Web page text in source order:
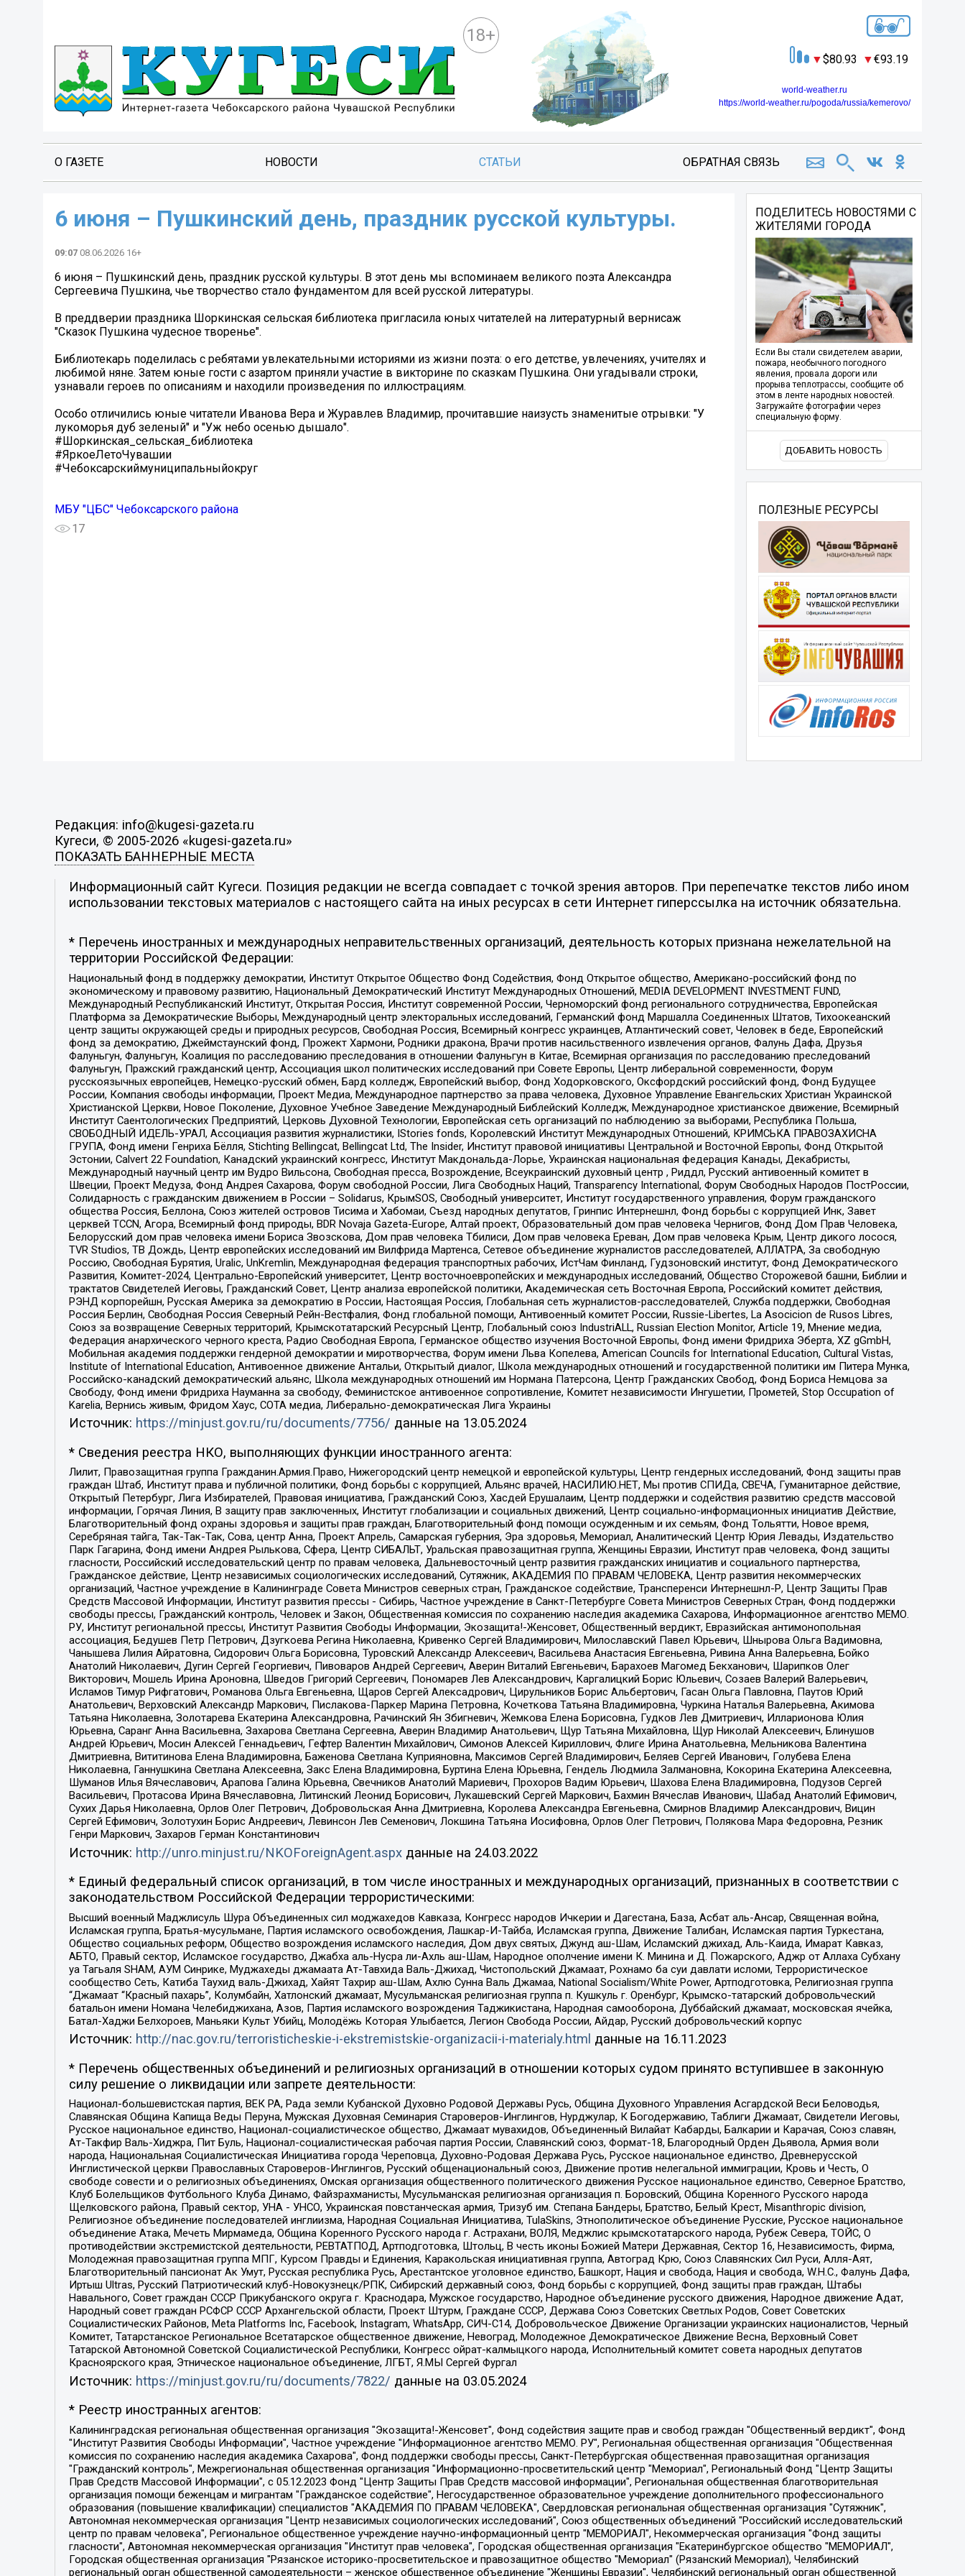
18+
80.93 93.19
world-weather.ru
https://world-weather.ru/pogoda/russia/kemerovo/
О ГАЗЕТЕ НОВОСТИ СТАТЬИ ОБРАТНАЯ СВЯЗЬ
6 июня – Пушкинский день, праздник русской культуры.
09:07 08.06.2026 16+
6 июня – Пушкинский день, праздник русской культуры. В этот день мы вспоминаем великого поэта Александра
Сергеевича Пушкина, чье творчество стало фундаментом для всей русской литературы.
В преддверии праздника Шоркинская сельская библиотека пригласила юных читателей на литературный вернисаж
"Сказок Пушкина чудесное творенье".
Библиотекарь поделилась с ребятами увлекательными историями из жизни поэта: о его детстве, увлечениях, учителях и
любимой няне. Затем юные гости с азартом приняли участие в викторине по сказкам Пушкина. Они угадывали строки,
узнавали героев по описаниям и находили произведения по иллюстрациям.
Особо отличились юные читатели Иванова Вера и Журавлев Владимир, прочитавшие наизусть знаменитые отрывки: "У
лукоморья дуб зеленый" и "Уж небо осенью дышало".
#Шоркинская_сельская_библиотека
#ЯркоеЛетоЧувашии
#Чебоксарскиймуниципальныйокруг
МБУ "ЦБС" Чебоксарского района
17
ПОДЕЛИТЕСЬ НОВОСТЯМИ С
ЖИТЕЛЯМИ ГОРОДА
Если Вы стали свидетелем аварии,
пожара, необычного погодного
явления, провала дороги или
прорыва теплотрассы, сообщите об
этом в ленте народных новостей.
Загружайте фотографии через
специальную форму.
ДОБАВИТЬ НОВОСТЬ
ПОЛЕЗНЫЕ РЕСУРСЫ
Редакция: info@kugesi-gazeta.ru
Кугеси, © 2005-2026 «kugesi-gazeta.ru»
ПОКАЗАТЬ БАННЕРНЫЕ МЕСТА
Информационный сайт Кугеси. Позиция редакции не всегда совпадает с точкой зрения авторов. При перепечатке текстов либо ином
использовании текстовых материалов с настоящего сайта на иных ресурсах в сети Интернет гиперссылка на источник обязательна.
* Перечень иностранных и международных неправительственных организаций, деятельность которых признана нежелательной на
территории Российской Федерации:
Национальный фонд в поддержку демократии, Институт Открытое Общество Фонд Содействия, Фонд Открытое общество, Американо-российский фонд по
экономическому и правовому развитию, Национальный Демократический Институт Международных Отношений, MEDIA DEVELOPMENT INVESTMENT FUND,
Международный Республиканский Институт, Открытая Россия, Институт современной России, Черноморский фонд регионального сотрудничества, Европейская
Платформа за Демократические Выборы, Международный центр электоральных исследований, Германский фонд Маршалла Соединенных Штатов, Тихоокеанский
центр защиты окружающей среды и природных ресурсов, Свободная Россия, Всемирный конгресс украинцев, Атлантический совет, Человек в беде, Европейский
фонд за демократию, Джеймстаунский фонд, Прожект Хармони, Родники дракона, Врачи против насильственного извлечения органов, Фалунь Дафа, Друзья
Фалуньгун, Фалуньгун, Коалиция по расследованию преследования в отношении Фалуньгун в Китае, Всемирная организация по расследованию преследований
Фалуньгун, Пражский гражданский центр, Ассоциация школ политических исследований при Совете Европы, Центр либеральной современности, Форум
русскоязычных европейцев, Немецко-русский обмен, Бард колледж, Европейский выбор, Фонд Ходорковского, Оксфордский российский фонд, Фонд Будущее
России, Компания свободы информации, Проект Медиа, Международное партнерство за права человека, Духовное Управление Евангельских Христиан Украинской
Христианской Церкви, Новое Поколение, Духовное Учебное Заведение Международный Библейский Колледж, Международное христианское движение, Всемирный
Институт Саентологических Предприятий, Церковь Духовной Технологии, Европейская сеть организаций по наблюдению за выборами, Республика Польша,
СВОБОДНЫЙ ИДЕЛЬ-УРАЛ, Ассоциация развития журналистики, IStories fonds, Королевский Институт Международных Отношений, КРИМСЬКА ПРАВОЗАХИСНА
ГРУПА, Фонд имени Генриха Бёлля, Stichting Bellingcat, Bellingcat Ltd, The Insider, Институт правовой инициативы Центральной и Восточной Европы, Фонд Открытой
Эстонии, Calvert 22 Foundation, Канадский украинский конгресс, Институт Макдональда-Лорье, Украинская национальная федерация Канады, Декабристы,
Международный научный центр им Вудро Вильсона, Свободная пресса, Возрождение, Всеукраинский духовный центр , Риддл, Русский антивоенный комитет в
Швеции, Проект Медуза, Фонд Андрея Сахарова, Форум свободной России, Лига Свободных Наций, Transparеncy International, Форум Свободных Народов ПостРоссии,
Солидарность с гражданским движением в России – Solidarus, КрымSOS, Свободный университет, Институт государственного управления, Форум гражданского
общества Россия, Беллона, Союз жителей островов Тисима и Хабомаи, Съезд народных депутатов, Гринпис Интернешнл, Фонд борьбы с коррупцией Инк, Завет
церквей TCCN, Агора, Всемирный фонд природы, BDR Novaja Gazeta-Europe, Алтай проект, Образовательный дом прав человека Чернигов, Фонд Дом Прав Человека,
Белорусский дом прав человека имени Бориса Звозскова, Дом прав человека Тбилиси, Дом прав человека Ереван, Дом прав человека Крым, Центр дикого лосося,
TVR Studios, ТВ Дождь, Центр европейских исследований им Вилфрида Мартенса, Сетевое объединение журналистов расследователей, АЛЛАТРА, За свободную
Россию, Свободная Бурятия, Uralic, UnKremlin, Международная федерация транспортных рабочих, ИстЧам Финланд, Гудзоновский институт, Фонд Демократического
Развития, Комитет-2024, Центрально-Европейский университет, Центр восточноевропейских и международных исследований, Общество Сторожевой башни, Библии и
трактатов Свидетелей Иеговы, Гражданский Совет, Центр анализа европейской политики, Академическая сеть Восточная Европа, Российский комитет действия,
РЭНД корпорейшн, Русская Америка за демократию в России, Настоящая Россия, Глобальная сеть журналистов-расследователей, Служба поддержки, Свободная
Россия Берлин, Свободная Россия Северный Рейн-Вестфалия, Фонд глобальной помощи, Антивоенный комитет России, Russie-Libertes, La Asocicion de Rusos Libres,
Союз за возвращение Северных территорий, Крымскотатарский Ресурсный Центр, Глобальный союз IndustriALL, Russian Election Monitor, Article 19, Мнение медиа,
Федерация анархического черного креста, Радио Свободная Европа, Германское общество изучения Восточной Европы, Фонд имени Фридриха Эберта, XZ gGmbH,
Мобильная академия поддержки гендерной демократии и миротворчества, Форум имени Льва Копелева, American Councils for International Education, Cultural Vistas,
Institute of International Education, Антивоенное движение Антальи, Открытый диалог, Школа международных отношений и государственной политики им Питера Мунка,
Российско-канадский демократический альянс, Школа международных отношений им Нормана Патерсона, Центр Гражданских Свобод, Фонд Бориса Немцова за
Свободу, Фонд имени Фридриха Науманна за свободу, Феминистское антивоенное сопротивление, Комитет независимости Ингушетии, Прометей, Stop Occupation of
Karelia, Вернись живым, Фридом Хаус, СОТА медиа, Либерально-демократическая Лига Украины
Источник: https://minjust.gov.ru/ru/documents/7756/ данные на 13.05.2024
* Сведения реестра НКО, выполняющих функции иностранного агента:
Лилит, Правозащитная группа Гражданин.Армия.Право, Нижегородский центр немецкой и европейской культуры, Центр гендерных исследований, Фонд защиты прав
граждан Штаб, Институт права и публичной политики, Фонд борьбы с коррупцией, Альянс врачей, НАСИЛИЮ.НЕТ, Мы против СПИДа, СВЕЧА, Гуманитарное действие,
Открытый Петербург, Лига Избирателей, Правовая инициатива, Гражданский Союз, Хасдей Ерушалаим, Центр поддержки и содействия развитию средств массовой
информации, Горячая Линия, В защиту прав заключенных, Институт глобализации и социальных движений, Центр социально-информационных инициатив Действие,
Благотворительный фонд охраны здоровья и защиты прав граждан, Благотворительный фонд помощи осужденным и их семьям, Фонд Тольятти, Новое время,
Серебряная тайга, Так-Так-Так, Сова, центр Анна, Проект Апрель, Самарская губерния, Эра здоровья, Мемориал, Аналитический Центр Юрия Левады, Издательство
Парк Гагарина, Фонд имени Андрея Рылькова, Сфера, Центр СИБАЛЬТ, Уральская правозащитная группа, Женщины Евразии, Институт прав человека, Фонд защиты
гласности, Российский исследовательский центр по правам человека, Дальневосточный центр развития гражданских инициатив и социального партнерства,
Гражданское действие, Центр независимых социологических исследований, Сутяжник, АКАДЕМИЯ ПО ПРАВАМ ЧЕЛОВЕКА, Центр развития некоммерческих
организаций, Частное учреждение в Калининграде Совета Министров северных стран, Гражданское содействие, Трансперенси Интернешнл-Р, Центр Защиты Прав
Средств Массовой Информации, Институт развития прессы - Сибирь, Частное учреждение в Санкт-Петербурге Совета Министров Северных Стран, Фонд поддержки
свободы прессы, Гражданский контроль, Человек и Закон, Общественная комиссия по сохранению наследия академика Сахарова, Информационное агентство МЕМО.
РУ, Институт региональной прессы, Институт Развития Свободы Информации, Экозащита!-Женсовет, Общественный вердикт, Евразийская антимонопольная
ассоциация, Бедушев Петр Петрович, Дзугкоева Регина Николаевна, Кривенко Сергей Владимирович, Милославский Павел Юрьевич, Шнырова Ольга Вадимовна,
Чанышева Лилия Айратовна, Сидорович Ольга Борисовна, Туровский Александр Алексеевич, Васильева Анастасия Евгеньевна, Ривина Анна Валерьевна, Бойко
Анатолий Николаевич, Дугин Сергей Георгиевич, Пивоваров Андрей Сергеевич, Аверин Виталий Евгеньевич, Барахоев Магомед Бекханович, Шарипков Олег
Викторович, Мошель Ирина Ароновна, Шведов Григорий Сергеевич, Пономарев Лев Александрович, Каргалицкий Борис Юльевич, Созаев Валерий Валерьевич,
Исламов Тимур Рифгатович, Романова Ольга Евгеньевна, Щаров Сергей Алексадрович, Цирульников Борис Альбертович, Гасан Ольга Павловна, Паутов Юрий
Анатольевич, Верховский Александр Маркович, Пислакова-Паркер Марина Петровна, Кочеткова Татьяна Владимировна, Чуркина Наталья Валерьевна, Акимова
Татьяна Николаевна, Золотарева Екатерина Александровна, Рачинский Ян Збигневич, Жемкова Елена Борисовна, Гудков Лев Дмитриевич, Илларионова Юлия
Юрьевна, Саранг Анна Васильевна, Захарова Светлана Сергеевна, Аверин Владимир Анатольевич, Щур Татьяна Михайловна, Щур Николай Алексеевич, Блинушов
Андрей Юрьевич, Мосин Алексей Геннадьевич, Гефтер Валентин Михайлович, Симонов Алексей Кириллович, Флиге Ирина Анатольевна, Мельникова Валентина
Дмитриевна, Вититинова Елена Владимировна, Баженова Светлана Куприяновна, Максимов Сергей Владимирович, Беляев Сергей Иванович, Голубева Елена
Николаевна, Ганнушкина Светлана Алексеевна, Закс Елена Владимировна, Буртина Елена Юрьевна, Гендель Людмила Залмановна, Кокорина Екатерина Алексеевна,
Шуманов Илья Вячеславович, Арапова Галина Юрьевна, Свечников Анатолий Мариевич, Прохоров Вадим Юрьевич, Шахова Елена Владимировна, Подузов Сергей
Васильевич, Протасова Ирина Вячеславовна, Литинский Леонид Борисович, Лукашевский Сергей Маркович, Бахмин Вячеслав Иванович, Шабад Анатолий Ефимович,
Сухих Дарья Николаевна, Орлов Олег Петрович, Добровольская Анна Дмитриевна, Королева Александра Евгеньевна, Смирнов Владимир Александрович, Вицин
Сергей Ефимович, Золотухин Борис Андреевич, Левинсон Лев Семенович, Локшина Татьяна Иосифовна, Орлов Олег Петрович, Полякова Мара Федоровна, Резник
Генри Маркович, Захаров Герман Константинович
Источник: http://unro.minjust.ru/NKOForeignAgent.aspxданные на 24.03.2022
* Единый федеральный список организаций, в том числе иностранных и международных организаций, признанных в соответствии с
законодательством Российской Федерации террористическими:
Высший военный Маджлисуль Шура Объединенных сил моджахедов Кавказа, Конгресс народов Ичкерии и Дагестана, База, Асбат аль-Ансар, Священная война,
Исламская группа, Братья-мусульмане, Партия исламского освобождения, Лашкар-И-Тайба, Исламская группа, Движение Талибан, Исламская партия Туркестана,
Общество социальных реформ, Общество возрождения исламского наследия, Дом двух святых, Джунд аш-Шам, Исламский джихад, Аль-Каида, Имарат Кавказ,
АБТО, Правый сектор, Исламское государство, Джабха аль-Нусра ли-Ахль аш-Шам, Народное ополчение имени К. Минина и Д. Пожарского, Аджр от Аллаха Субхану
уа Тагьаля SHAM, АУМ Синрике, Муджахеды джамаата Ат-Тавхида Валь-Джихад, Чистопольский Джамаат, Рохнамо ба суи давлати исломи, Террористическое
сообщество Сеть, Катиба Таухид валь-Джихад, Хайят Тахрир аш-Шам, Ахлю Сунна Валь Джамаа, National Socialism/White Power, Артподготовка, Религиозная группа
“Джамаат “Красный пахарь”, Колумбайн, Хатлонский джамаат, Мусульманская религиозная группа п. Кушкуль г. Оренбург, Крымско-татарский добровольческий
батальон имени Номана Челебиджихана, Азов, Партия исламского возрождения Таджикистана, Народная самооборона, Дуббайский джамаат, московская ячейка,
Батал-Хаджи Белхороев, Маньяки Культ Убийц, Молодёжь Которая Улыбается, Легион Свобода России, Айдар, Русский добровольческий корпус
Источник: http://nac.gov.ru/terroristicheskie-i-ekstremistskie-organizacii-i-materialy.html данные на 16.11.2023
* Перечень общественных объединений и религиозных организаций в отношении которых судом принято вступившее в законную
силу решение о ликвидации или запрете деятельности:
Национал-большевистская партия, ВЕК РА, Рада земли Кубанской Духовно Родовой Державы Русь, Община Духовного Управления Асгардской Веси Беловодья,
Славянская Община Капища Веды Перуна, Мужская Духовная Семинария Староверов-Инглингов, Нурджулар, К Богодержавию, Таблиги Джамаат, Свидетели Иеговы,
Русское национальное единство, Национал-социалистическое общество, Джамаат мувахидов, Объединенный Вилайат Кабарды, Балкарии и Карачая, Союз славян,
Ат-Такфир Валь-Хиджра, Пит Буль, Национал-социалистическая рабочая партия России, Славянский союз, Формат-18, Благородный Орден Дьявола, Армия воли
народа, Национальная Социалистическая Инициатива города Череповца, Духовно-Родовая Держава Русь, Русское национальное единство, Древнерусской
Инглистической церкви Православных Староверов-Инглингов, Русский общенациональный союз, Движение против нелегальной иммиграции, Кровь и Честь, О
свободе совести и о религиозных объединениях, Омская организация общественного политического движения Русское национальное единство, Северное Братство,
Клуб Болельщиков Футбольного Клуба Динамо, Файзрахманисты, Мусульманская религиозная организация п. Боровский, Община Коренного Русского народа
Щелковского района, Правый сектор, УНА - УНСО, Украинская повстанческая армия, Тризуб им. Степана Бандеры, Братство, Белый Крест, Misanthropic division,
Религиозное объединение последователей инглиизма, Народная Социальная Инициатива, TulaSkins, Этнополитическое объединение Русские, Русское национальное
объединение Атака, Мечеть Мирмамеда, Община Коренного Русского народа г. Астрахани, ВОЛЯ, Меджлис крымскотатарского народа, Рубеж Севера, ТОЙС, О
противодействии экстремистской деятельности, РЕВТАТПОД, Артподготовка, Штольц, В честь иконы Божией Матери Державная, Сектор 16, Независимость, Фирма,
Молодежная правозащитная группа МПГ, Курсом Правды и Единения, Каракольская инициативная группа, Автоград Крю, Союз Славянских Сил Руси, Алля-Аят,
Благотворительный пансионат Ак Умут, Русская республика Русь, Арестантское уголовное единство, Башкорт, Нация и свобода, Нация и свобода, W.H.С., Фалунь Дафа,
Иртыш Ultras, Русский Патриотический клуб-Новокузнецк/РПК, Сибирский державный союз, Фонд борьбы с коррупцией, Фонд защиты прав граждан, Штабы
Навального, Совет граждан СССР Прикубанского округа г. Краснодара, Мужское государство, Народное объединение русского движения, Народное движение Адат,
Народный совет граждан РСФСР СССР Архангельской области, Проект Штурм, Граждане СССР, Держава Союз Советских Светлых Родов, Совет Советских
Социалистических Районов, Meta Platforms Inc, Facebook, Instagram, WhatsApp, СИЧ-С14, Добровольческое Движение Организации украинских националистов, Черный
Комитет, Татарстанское Региональное Всетатарское общественное движение, Невоград, Молодежное Демократическое Движение Весна, Верховный Совет
Татарской Автономной Советской Социалистической Республики, Конгресс ойрат-калмыцкого народа, Исполнительный комитет совета народных депутатов
Красноярского края, Этническое национальное объединение, ЛГБТ, Я.МЫ Сергей Фургал
Источник: https://minjust.gov.ru/ru/documents/7822/ данные на 03.05.2024
* Реестр иностранных агентов:
Калининградская региональная общественная организация "Экозащита!-Женсовет", Фонд содействия защите прав и свобод граждан "Общественный вердикт", Фонд "Институт Развития Свободы Информации", Частное учреждение "Информационное агентство МЕМО. РУ", Региональная общественная организация "Общественная комиссия по сохранению наследия академика Сахарова", Фонд поддержки свободы прессы, Санкт-Петербургская общественная правозащитная организация "Гражданский контроль", Межрегиональная общественная организация "Информационно-просветительский центр "Мемориал", Региональный Фонд "Центр Защиты Прав Средств Массовой Информации", с 05.12.2023 Фонд "Центр Защиты Прав Средств массовой информации", Региональная общественная благотворительная организация помощи беженцам и мигрантам "Гражданское содействие", Негосударственное образовательное учреждение дополнительного профессионального образования (повышение квалификации) специалистов "АКАДЕМИЯ ПО ПРАВАМ ЧЕЛОВЕКА", Свердловская региональная общественная организация "Сутяжник", Автономная некоммерческая организация "Центр независимых социологических исследований", Союз общественных объединений "Российский исследовательский центр по правам человека", Региональное общественное учреждение научно-информационный центр "МЕМОРИАЛ", Некоммерческая организация "Фонд защиты гласности", Автономная некоммерческая организация "Институт прав человека", Городская общественная организация "Екатеринбургское общество "МЕМОРИАЛ", Городская общественная организация "Рязанское историко-просветительское и правозащитное общество "Мемориал" (Рязанский Мемориал), Челябинский региональный орган общественной самодеятельности – женское общественное объединение "Женщины Евразии", Челябинский региональный орган общественной самодеятельности "Уральская правозащитная группа", Фонд содействия защите здоровья и социальной справедливости имени Андрея Рылькова, Автономная Некоммерческая Организация "Аналитический Центр Юрия Левады", Автономная некоммерческая организация социальной поддержки населения "Проект Апрель", Региональная общественная организация помощи женщинам и детям, находящимся в кризисной ситуации "Информационно-методический центр "Анна", Фонд содействия развитию массовых коммуникаций и правовому просвещению "Так-так-Так", Фонд содействия устойчивому развитию "Серебряная тайга", Свердловский региональный общественный фонд социальных проектов "Новое время", "Idel.Реалии", Кавказ.Реалии, Крым.Реалии, Телеканал Настоящее Время, Татаро-башкирская служба Радио Свобода (Azatliq Radiosi), Радио Свободная Европа/Радио Свобода (PCE/PC), "Сибирь.Реалии", "Фактограф", Благотворительный фонд помощи осужденным и их семьям, Автономная некоммерческая организация "Институт глобализации и социальных движений", Фонд "В защиту прав заключенных", Частное учреждение "Центр поддержки и содействия развитию средств массовой информации", Пензенский региональный общественный благотворительный фонд "Гражданский союз", "Север.Реалии", Некоммерческая организация Фонд "Правовая инициатива", Общество с ограниченной ответственностью "Радио Свободная Европа/Радио Свобода", Чешское информационное агентство "MEDIUM-ORIENT", Красноярская региональная общественная организация "Мы против СПИДа", Камалягин Денис Николаевич, Маркелов Сергей Евгеньевич, Пономарев Лев Александрович, Савицкая Людмила Алексеевна, Автономная некоммерческая организация "Центр по работе с проблемой насилия "НАСИЛИЮ.НЕТ", Межрегиональный профессиональный союз работников здравоохранения "Альянс врачей", Юридическое лицо, зарегистрированное в Латвийской Республике, SIA "Medusa Project" (регистрационный номер 40103797863, дата регистрации 10.06.2014), Некоммерческая организация "Фонд по борьбе с коррупцией", Автономная некоммерческая организация "Институт права и публичной политики", Баданин Роман Сергеевич, Гликин Максим Александрович, Железнова Мария Михайловна, Лукьянова Юлия Сергеевна, Маетная Елизавета Витальевна, Маняхин Петр Борисович, Чуракова Ольга Владимировна, Ярош Юлия Петровна, Юридическое лицо "The Insider SIA", зарегистрированное в Риге, Латвийская Республика (дата регистрации 26.06.2015), являющееся администратором доменного имени интернет-издания "The Insider SIA", https://theins.ru, Постернак Алексей Евгеньевич, Рубин Михаил Аркадьевич, Анин Роман Александрович, Юридическое лицо Istories fonds, зарегистрированное в Латвийской Республике (регистрационный номер 50008295751, дата регистрации 24.02.2020), Великовский Дмитрий Александрович, Долинина Ирина Николаевна, Мароховская Алеся Алексеевна, Шлейнов Роман Юрьевич, Шмагун Олеся Валентиновна, Общество с ограниченной ответственностью "Альтаир 2021", Общество с ограниченной ответственностью "Вега 2021", Общество с ограниченной ответственностью "Главный редактор 2021", Общество с ограниченной ответственностью "Ромашки монолит", Важенков Артем Валерьевич, Ивановская областная общественная организация "Центр гендерных исследований", Гурман Юрий Альбертович, Медиапроект "ОВД-Инфо", Егоров Владимир Владимирович, Жилинский Владимир Александрович, Общество с ограниченной ответственностью "ЗП", Иванова София Юрьевна, Карезина Инна Павловна, Кильтау Екатерина Викторовна, Петров Алексей Викторович, Пискунов Сергей Евгеньевич, Смирнов Сергей Сергеевич, Тихонов Михаил Сергеевич, Общество с ограниченной ответственностью "ЖУРНАЛИСТ-ИНОСТРАННЫЙ АГЕНТ", Арапова Галина Юрьевна, Вольтская Татьяна Анатольевна, Американская компания "Mason G.E.S. Anonymous Foundation" (США), являющаяся владельцем интернет-издания https://mnews.world/, Компания "Stichting Bellingcat", зарегистрированная в Нидерландах (дата регистрации 11.07.2018), Захаров Андрей Вячеславович, Клепиковская Екатерина Дмитриевна, Общество с ограниченной ответственностью "МЕМО", Перл Роман Александрович, Симонов Евгений Алексеевич, Соловьева Елена Анатольевна, Сотников Даниил Владимирович, Сурначева Елизавета Дмитриевна, Автономная некоммерческая организация по защите прав человека и информированию населения "Якутия – Наше Мнение", Общество с ограниченной ответственностью "Москоу диджитал медиа", с 26.01.2023 Общество с ограниченной ответственностью "Чайка Белые сады", Ветошкина Валерия Валерьевна, Заговора Максим Александрович, Межрегиональное общественное движение "Российская ЛГБТ - сеть", Оленичев Максим Владимирович, Павлов Иван Юрьевич, Скворцова Елена Сергеевна, Общество с ограниченной ответственностью "Как бы инагент", Кочетков Игорь Викторович, Общество с ограниченной ответственностью "Честные выборы", Еланчик Олег Александрович, Общество с ограниченной ответственностью "Нобелевский призыв", Гималова Регина Эмилевна, Григорьев Андрей Валерьевич, Григорьева Алина Александровна, Ассоциация по содействию защите прав призывников, альтернативнослужащих и военнослужащих "Правозащитная группа "Гражданин.Армия.Право", Хисамова Регина Фаритовна, Автономная некоммерческая организация по реализации социально-правовых программ "Лилит", Дальневосточное общественное движение "Маяк", Санкт-Петербургская ЛГБТ-инициативная группа "Выход", Инициативная группа ЛГБТ+ "Реверс", Алексеев Андрей Викторович, Бекбулатова Таисия Львовна, Беляев Иван Михайлович, Владыкина Елена Сергеевна, Гельман Марат Александрович, Никульшина Вероника Юрьевна, Толоконникова Надежда Андреевна, Шендерович Виктор Анатольевич, Общество с ограниченной ответственностью "Данное сообщение", Общество с ограниченной ответственностью Издательский дом "Новая глава", Айнбиндер Александра Александровна, Московский комьюнити-центр для ЛГБТ+инициатив, Благотворительный фонд развития филантропии, Deutsche Welle (Германия, Kurt-Schumacher-Strasse 3, 53113 Bonn), Борзунова Мария Михайловна, Воробьев Виктор Викторович, Голубева Анна Львовна, Константинова Алла Михайловна, Малкова Ирина Владимировна, Мурадов Мурад Абдулгалимович, Осетинская Елизавета Николаевна, Понасенков Евгений Николаевич, Ганапольский Матвей Юрьевич, Киселев Евгений Алексеевич, Борухович Ирина Григорьевна, Дремин Иван Тимофеевич, Дубровский Дмитрий Викторович, Красноярская региональная общественная организация поддержки и развития альтернативных образовательных технологий и межкультурных коммуникаций "ИНТЕРРА", Маяковская Екатерина Алексеевна, Фейгин Марк Захарович, Филимонов Андрей Викторович, Дзугкоева Регина Николаевна, Доброхотов Роман Александрович, Дудь Юрий Александрович, Елкин Сергей Владимирович, Кругликов Кирилл Игоревич, Сабунаева Мария Леонидовна, Семенов Алексей Владимирович, Шаинян Карен Багратович, Шульман Екатерина Михайловна, Асафьев Артур Валерьевич, Вахштайн Виктор Семенович, Венедиктов Алексей Алексеевич, Лушникова Екатерина Евгеньевна, Волков Леонид Михайлович, Невзоров Александр Глебович, Пархоменко Сергей Борисович, Сироткин Ярослав Николаевич, Кара-Мурза Владимир Владимирович, Баранова Наталья Владимировна, Гозман Леонид Яковлевич, Кагарлицкий Борис Юльевич, Климарев Михаил Валерьевич, Милов Владимир Станиславович, Автономная некоммерческая организация Краснодарский центр современного искусства "Типография", Моргенштерн Алишер Тагирович, Соболь Любовь Эдуардовна, Общество с ограниченной ответственностью "ЛИЗА НОРМ", Каспаров Гарри Кимович, Ходорковский Михаил Борисович, Общество с ограниченной ответственностью "Апрельские тезисы", Данилович Ирина Брониславовна, Кашин Олег Владимирович, Петров Николай Владимирович, Пивоваров Алексей Владимирович, Соколов Михаил Владимирович, Цветкова Юлия Владимировна, Чичваркин Евгений Александрович, Комитет против пыток/Команда против пыток, Общество с ограниченной ответственностью "Первый научный", Общество с ограниченной ответственностью "Вертолет и ко", Белоцерковская Вероника Борисовна, Кац Максим Евгеньевич, Лазарева Татьяна Юрьевна, Шаведдинов Руслан Табризович, Яшин Илья Валерьевич, Общество с ограниченной ответственностью "Иноагент ААВ", Алешковский Дмитрий Петрович, Альбац Евгения Марковна, Быков Дмитрий Львович, Галямина Юлия Евгеньевна, Лойко Сергей Леонидович, Мартынов Кирилл Константинович, Медведев Сергей Александрович, Крашенинников Федор Геннадиевич, Гордеева Катерина Вл